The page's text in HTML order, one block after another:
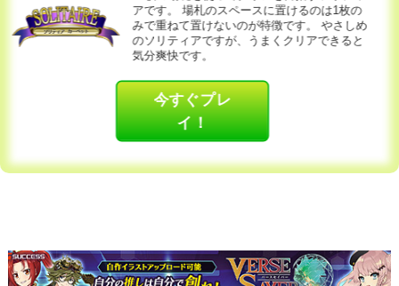
牧場に侵入してきてキツネから羊を守るため
牧場犬が大活躍！キツネを囲ってやっつける
楽しいパズルゲームです。
今すぐプレ
イ！